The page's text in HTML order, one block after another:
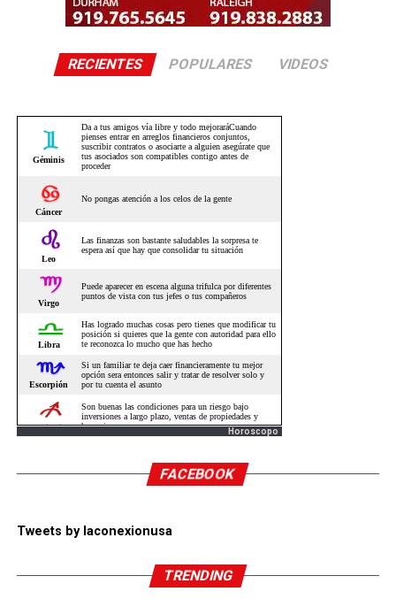
RECIENTES POPULARES VIDEOS
Horoscopo
FACEBOOK
Tweets by laconexionusa
TRENDING